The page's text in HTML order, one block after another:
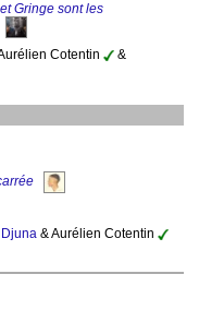
Gringe sont les
Cotentin
&
& Aurélien Cotentin